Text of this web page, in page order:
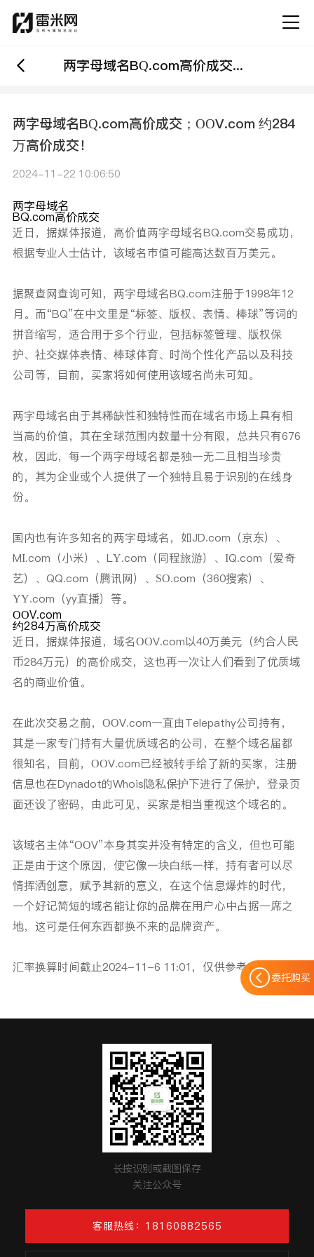
两字母域名BQ.com高价成交；OOV.com 约284万高价成交！
两字母域名BQ.com高价成交；OOV.com 约284
万高价成交！
2024-11-22 10:06:50
两字母域名
BQ.com高价成交
近日，据媒体报道， 高价值两字母域名BQ.com交易成功，
根据专业人士估计，该域名市值可能高达数百万美元。
据聚查网查询可知，两字母域名BQ.com注册于1998年12
月。而“BQ”在中文里是“标签、版权、表情、棒球”等词的
拼音缩写，适合用于多个行业，包括标签管理、版权保
护、社交媒体表情、棒球体育、时尚个性化产品以及科技
公司等，目前，买家将如何使用该域名尚未可知。
两字母域名由于其稀缺性和独特性而在域名市场上具有相
当高的价值，其在全球范围内数量十分有限，总共只有676
枚，因此，每一个两字母域名都是独一无二且相当珍贵
的，其为企业或个人提供了一个独特且易于识别的在线身
份。
国内也有许多知名的两字母域名，如JD.com（京东）、
MI.com（小米）、LY.com（同程旅游）、IQ.com（爱奇
艺）、QQ.com（腾讯网）、SO.com（360搜索）、
YY.com（yy直播） 等。
OOV.com
约284万高价成交
近日，据媒体报道， 域名OOV.com以40万美元（约合人民
币284万元）的高价成交， 这也再一次让人们看到了优质域
名的商业价值。
在此次交易之前，OOV.com一直由Telepathy公司持有，
其是一家专门持有大量优质域名的公司，在整个域名届都
很知名，目前，OOV.com已经被转手给了新的买家，注册
信息也在Dynadot的Whois隐私保护下进行了保护，登录页
面还设了密码，由此可见，买家是相当重视这个域名的。
该域名主体“OOV”本身其实并没有特定的含义，但也可能
正是由于这个原因，使它像一块白纸一样，持有者可以尽
情挥洒创意，赋予其新的意义，在这个信息爆炸的时代，
一个好记简短的域名能让你的品牌在用户心中占据一席之
地，这可是任何东西都换不来的品牌资产。
汇率换算时间截止2024-11-6 11:01，仅供参考。
长按识别或截图保存
关注公众号
客服热线：18160882565
委托购买